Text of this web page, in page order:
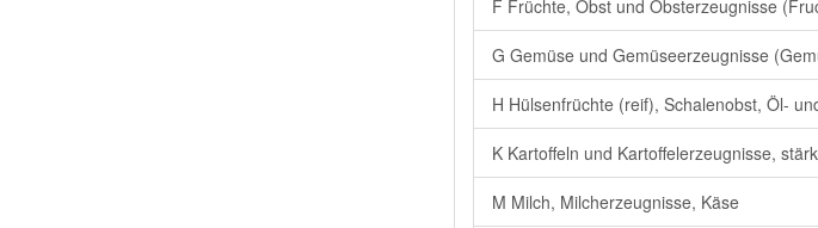
F Früchte, Obst und Obsterzeugnisse
G Gemüse und Gemüseerzeugnisse
H Hülsenfrüchte (reif), Schalenobst, Öl-
K Kartoffeln und Kartoffelerzeugnisse,
M Milch, Milcherzeugnisse, Käse